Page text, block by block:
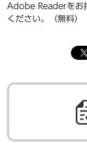
Adobe Readerをお
ください。（無料）